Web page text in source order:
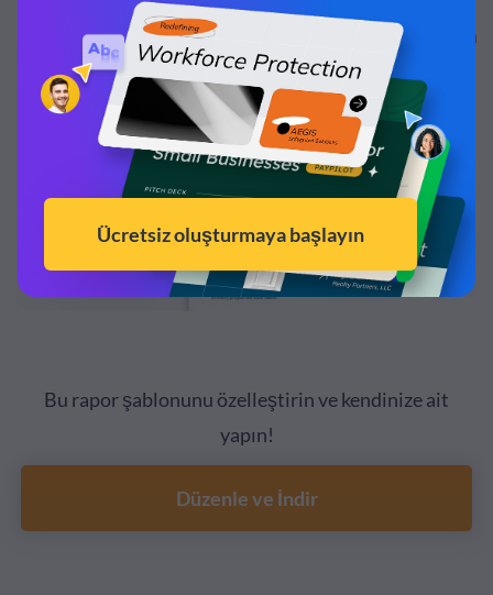
Bu rapor şablonunu özelleştirin ve kendinize ait
yapın!
Düzenle ve İndir